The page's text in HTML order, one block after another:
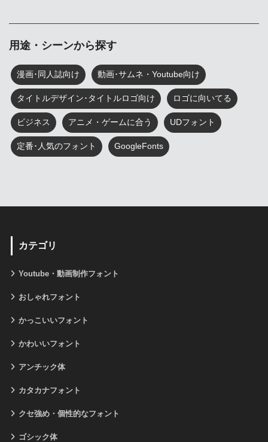
用途・シーンから探す
漫画･同人誌向け 動画･サムネ・Youtube向け
タイトルデザイン･タイトルロゴ向け ロゴに向いてる
ビジネス アニメ・ゲームに合う UDフォント
定番･人気のフォント GoogleFonts
カテゴリ
Youtube・動画制作フォント
おしゃれフォント
かっこいいフォント
かわいいフォント
アンチック体
カタカナフォント
クセ強め・個性的なフォント
ゴシック体